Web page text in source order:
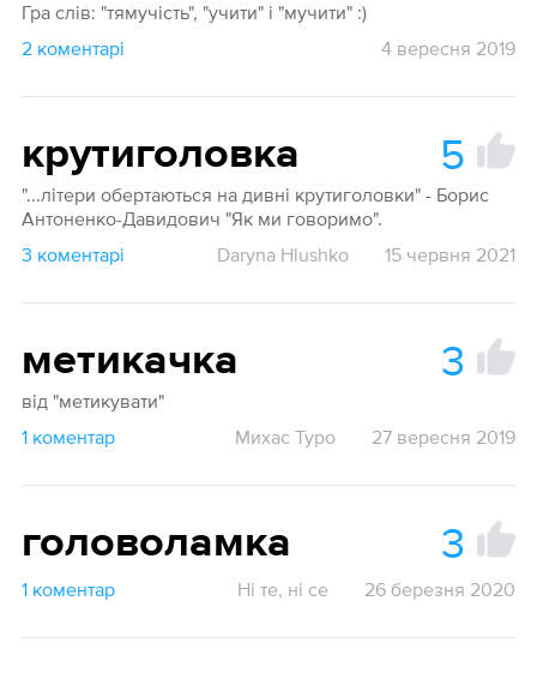
Гра слів: "тямучість", "учити" і "мучити" :)
2 коментарі
4 вересня 2019
крутиголовка 5
"...літери обертаються на дивні крутиголовки" - Борис
Антоненко-Давидович "Як ми говоримо".
3 коментарі
Daryna Hlushko 15 червня 2021
метикачка 3
від "метикувати"
1 коментар
Михас Туро 27 вересня 2019
головоламка 3
1 коментар Ні те, ні се 26 березня 2020